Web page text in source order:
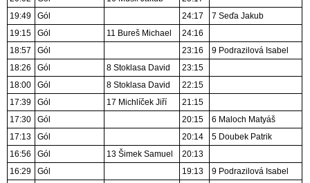
19:49
Gól 24:17
7 Seďa Jakub
19:15
Gól 11 Bureš Michael
24:16
18:57
Gól 23:16
9 Podrazilová Isabel
18:26
Gól 8 Stoklasa David
23:15
18:00
Gól 8 Stoklasa David
22:15
17:39
Gól 17 Michlíček Jiří
21:15
17:30
Gól 20:15
6 Maloch Matyáš
17:13
Gól 20:14
5 Doubek Patrik
16:56
Gól 13 Šimek Samuel
20:13
16:29
Gól 19:13
9 Podrazilová Isabel